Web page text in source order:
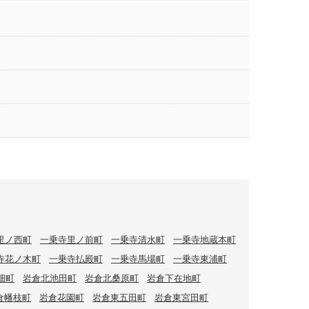
ノ西町 一乗寺里ノ前町 一乗寺清水町
一乗寺地蔵本町
花ノ木町 一乗寺払殿町 一乗寺馬場町
一乗寺東浦町
町 岩倉北池田町 岩倉北桑原町
岩倉下在地町
幡枝町 岩倉花園町 岩倉東五田町 岩倉東宮田町